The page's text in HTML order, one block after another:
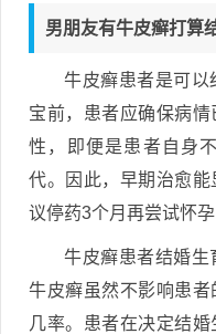
男朋友有牛皮癣打算
牛皮癣患者是可以
宝前，患者应确保病
性，即便是患者自身
代。因此，早期治愈
议停药3个月再尝试怀
牛皮癣患者结婚生
牛皮癣虽然不影响患
几率。患者在决定结婚